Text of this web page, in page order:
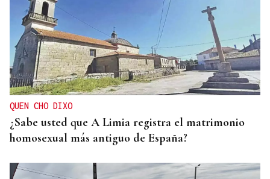
QUEN CHO DIXO
¿Sabe usted que A Limia registra el matrimonio
homosexual más antiguo de España?